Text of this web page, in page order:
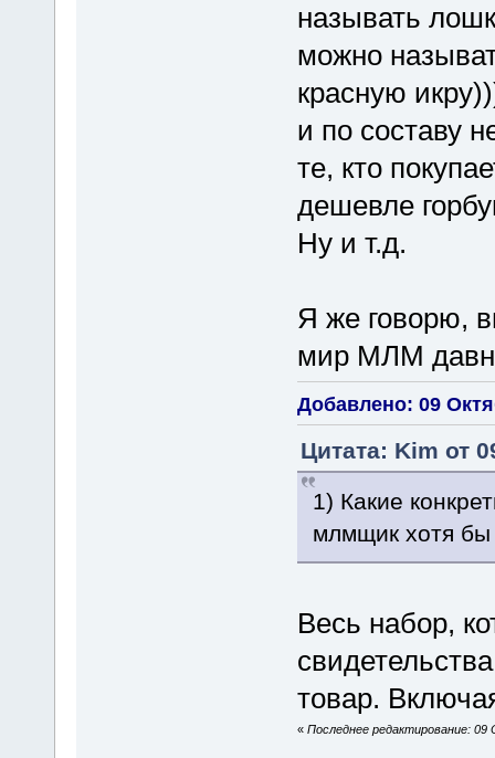
называть
можно
красную
и по составу
те, кто
дешевле
Ну и т.д.
Я же говорю,
мир МЛМ
Добавлено: 09
Цитата: Kim от
1) Какие
млмщик хотя
Весь набор,
товар.
« Последнее редактирование: 09